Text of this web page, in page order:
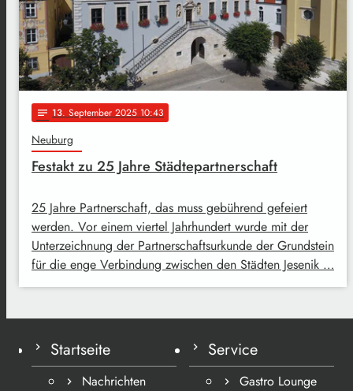
notes 13. September 2025 10:43
Neuburg
Festakt zu 25 Jahre Städtepartnerschaft
25 Jahre Partnerschaft, das muss gebührend gefeiert
werden. Vor einem viertel Jahrhundert wurde mit der
Unterzeichnung der Partnerschaftsurkunde der Grundstein
für die enge Verbindung zwischen den Städten Jesenik …
Startseite
Nachrichten
Service
Gastro Lounge